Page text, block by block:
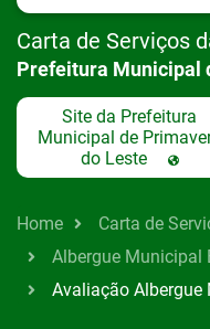
Carta de Serviços
Prefeitura Municipal
Site da Prefeitura
Municipal de
do Leste
Home
Carta de
Albergue Municipal
Avaliação Albergue